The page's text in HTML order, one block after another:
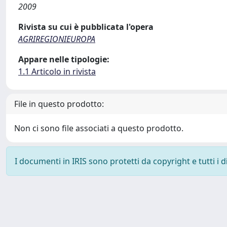
2009
Rivista su cui è pubblicata l'opera
AGRIREGIONIEUROPA
Appare nelle tipologie:
1.1 Articolo in rivista
File in questo prodotto:
Non ci sono file associati a questo prodotto.
I documenti in IRIS sono protetti da copyright e tutti i